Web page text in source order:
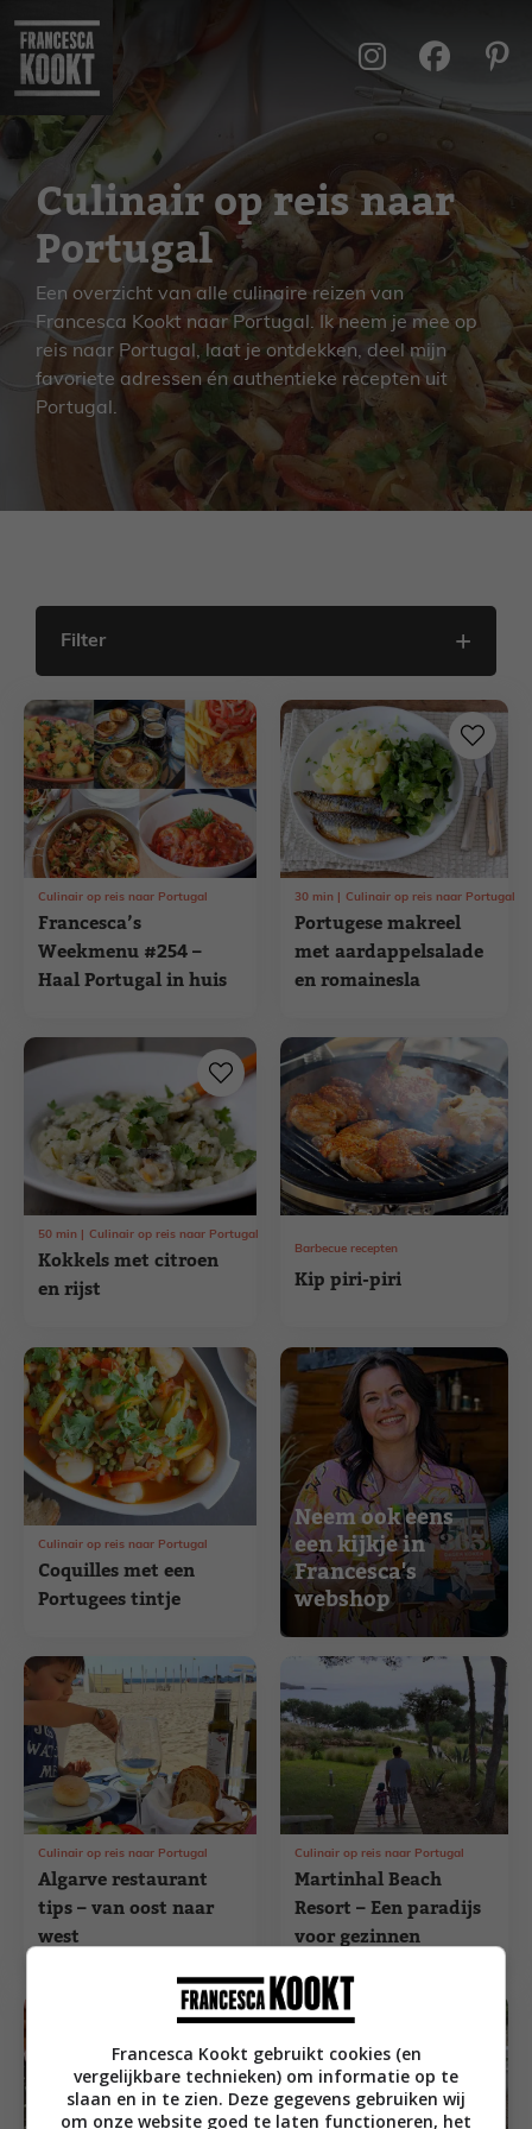
naar
inhoud
Culinair op reis naar
Portugal
Een overzicht van alle culinaire reizen van
Francesca Kookt naar Portugal. Ik neem je mee op
reis naar Portugal, laat je ontdekken, deel mijn
favoriete adressen én authentieke recepten uit
Portugal.
Filter
Francesca’s
Weekmenu #254 –
Haal Portugal in huis
Culinair op reis naar Portugal
Portugese makreel
met aardappelsalade
en romainesla
30 min Culinair op reis naar Portugal
Kokkels met citroen
en rijst
50 min Culinair op reis naar Portugal
Kip piri-piri
Barbecue recepten
Coquilles met een
Portugees tintje
Culinair op reis naar Portugal
Neem ook eens
een kijkje in
Francesca's
webshop
Algarve restaurant
tips – van oost naar
west
Culinair op reis naar Portugal
Martinhal Beach
Resort – Een paradijs
voor gezinnen
Culinair op reis naar Portugal
Francesca Kookt gebruikt cookies (en
vergelijkbare technieken) om informatie op te
slaan en in te zien. Deze gegevens gebruiken wij
om onze website goed te laten functioneren, het